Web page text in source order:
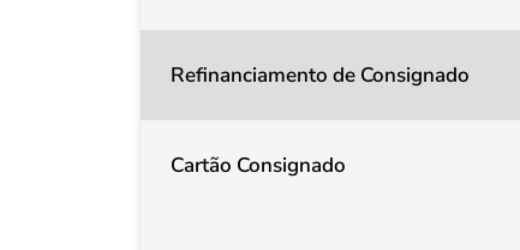
Refinanciamento de Consignado
Cartão Consignado